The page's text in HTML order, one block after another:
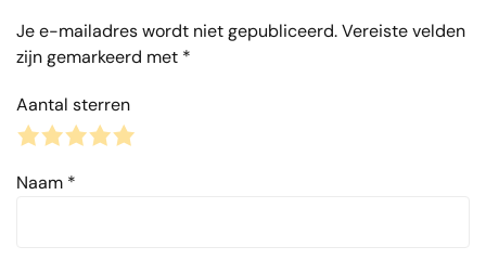
Je e-mailadres wordt niet gepubliceerd.Vereiste velden
zijn gemarkeerd met *
Aantal sterren
4
3
2
1
Naam *